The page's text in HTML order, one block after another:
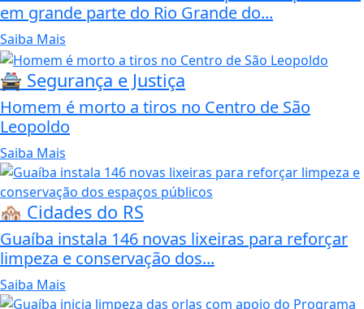
em grande parte do Rio Grande do...
Saiba Mais
🚔 Segurança e Justiça
Homem é morto a tiros no Centro de São
Leopoldo
Saiba Mais
🏘️ Cidades do RS
Guaíba instala 146 novas lixeiras para reforçar
limpeza e conservação dos...
Saiba Mais